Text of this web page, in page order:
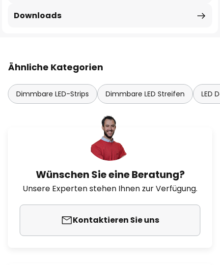
Downloads
Ähnliche Kategorien
Dimmbare LED-Strips Dimmbare LED Streifen LED
Wünschen Sie eine Beratung?
Unsere Experten stehen Ihnen zur Verfügung.
Kontaktieren Sie uns